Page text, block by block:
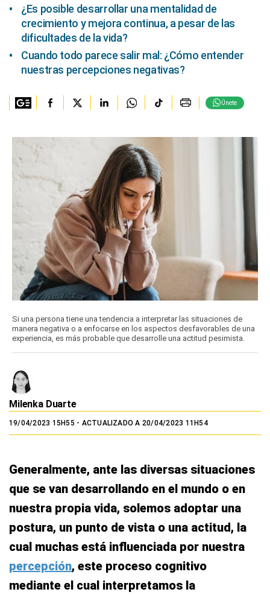
¿Es posible desarrollar una mentalidad de
crecimiento y mejora continua, a pesar de las
dificultades de la vida?
Cuando todo parece salir mal: ¿Cómo entender
nuestras percepciones negativas?
Únete
Si una persona tiene una tendencia a interpretar las situaciones de
manera negativa o a enfocarse en los aspectos desfavorables de una
experiencia, es más probable que desarrolle una actitud pesimista.
Milenka Duarte
19/04/2023 15H55 - ACTUALIZADO A 20/04/2023 11H54
Generalmente, ante las diversas situaciones
que se van desarrollando en el mundo o en
nuestra propia vida, solemos adoptar una
postura, un punto de vista o una actitud, la
cual muchas está influenciada por nuestra
percepción, este proceso cognitivo
mediante el cual interpretamos la